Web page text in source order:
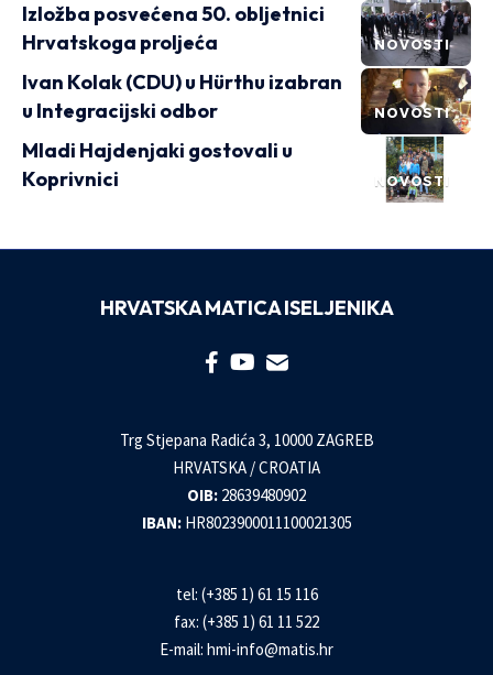
NOVOSTI
Izložba posvećena 50. obljetnici
Hrvatskoga proljeća
NOVOSTI
Ivan Kolak (CDU) u Hürthu izabran
u Integracijski odbor
NOVOSTI
Mladi Hajdenjaki gostovali u
Koprivnici
HRVATSKA MATICA ISELJENIKA
Trg Stjepana Radića 3, 10000 ZAGREB
HRVATSKA / CROATIA
OIB: 28639480902
IBAN: HR8023900011100021305
tel: (+385 1) 61 15 116
fax: (+385 1) 61 11 522
E-mail: hmi-info@matis.hr